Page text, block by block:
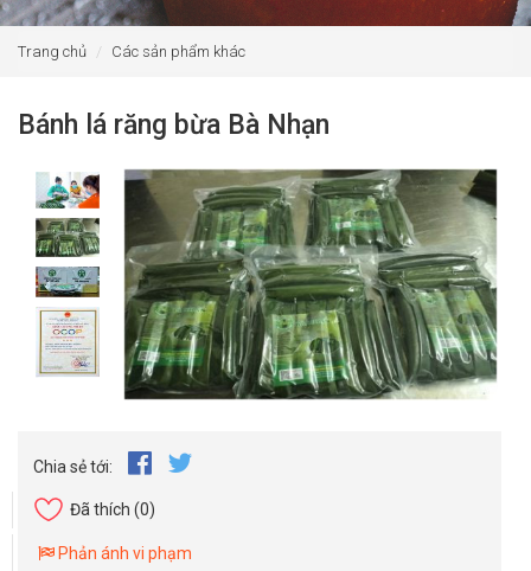
Trang chủ Các sản phẩm khác
Bánh lá răng bừa Bà Nhạn
Chia sẻ tới:
Đã thích (0)
Phản ánh vi phạm